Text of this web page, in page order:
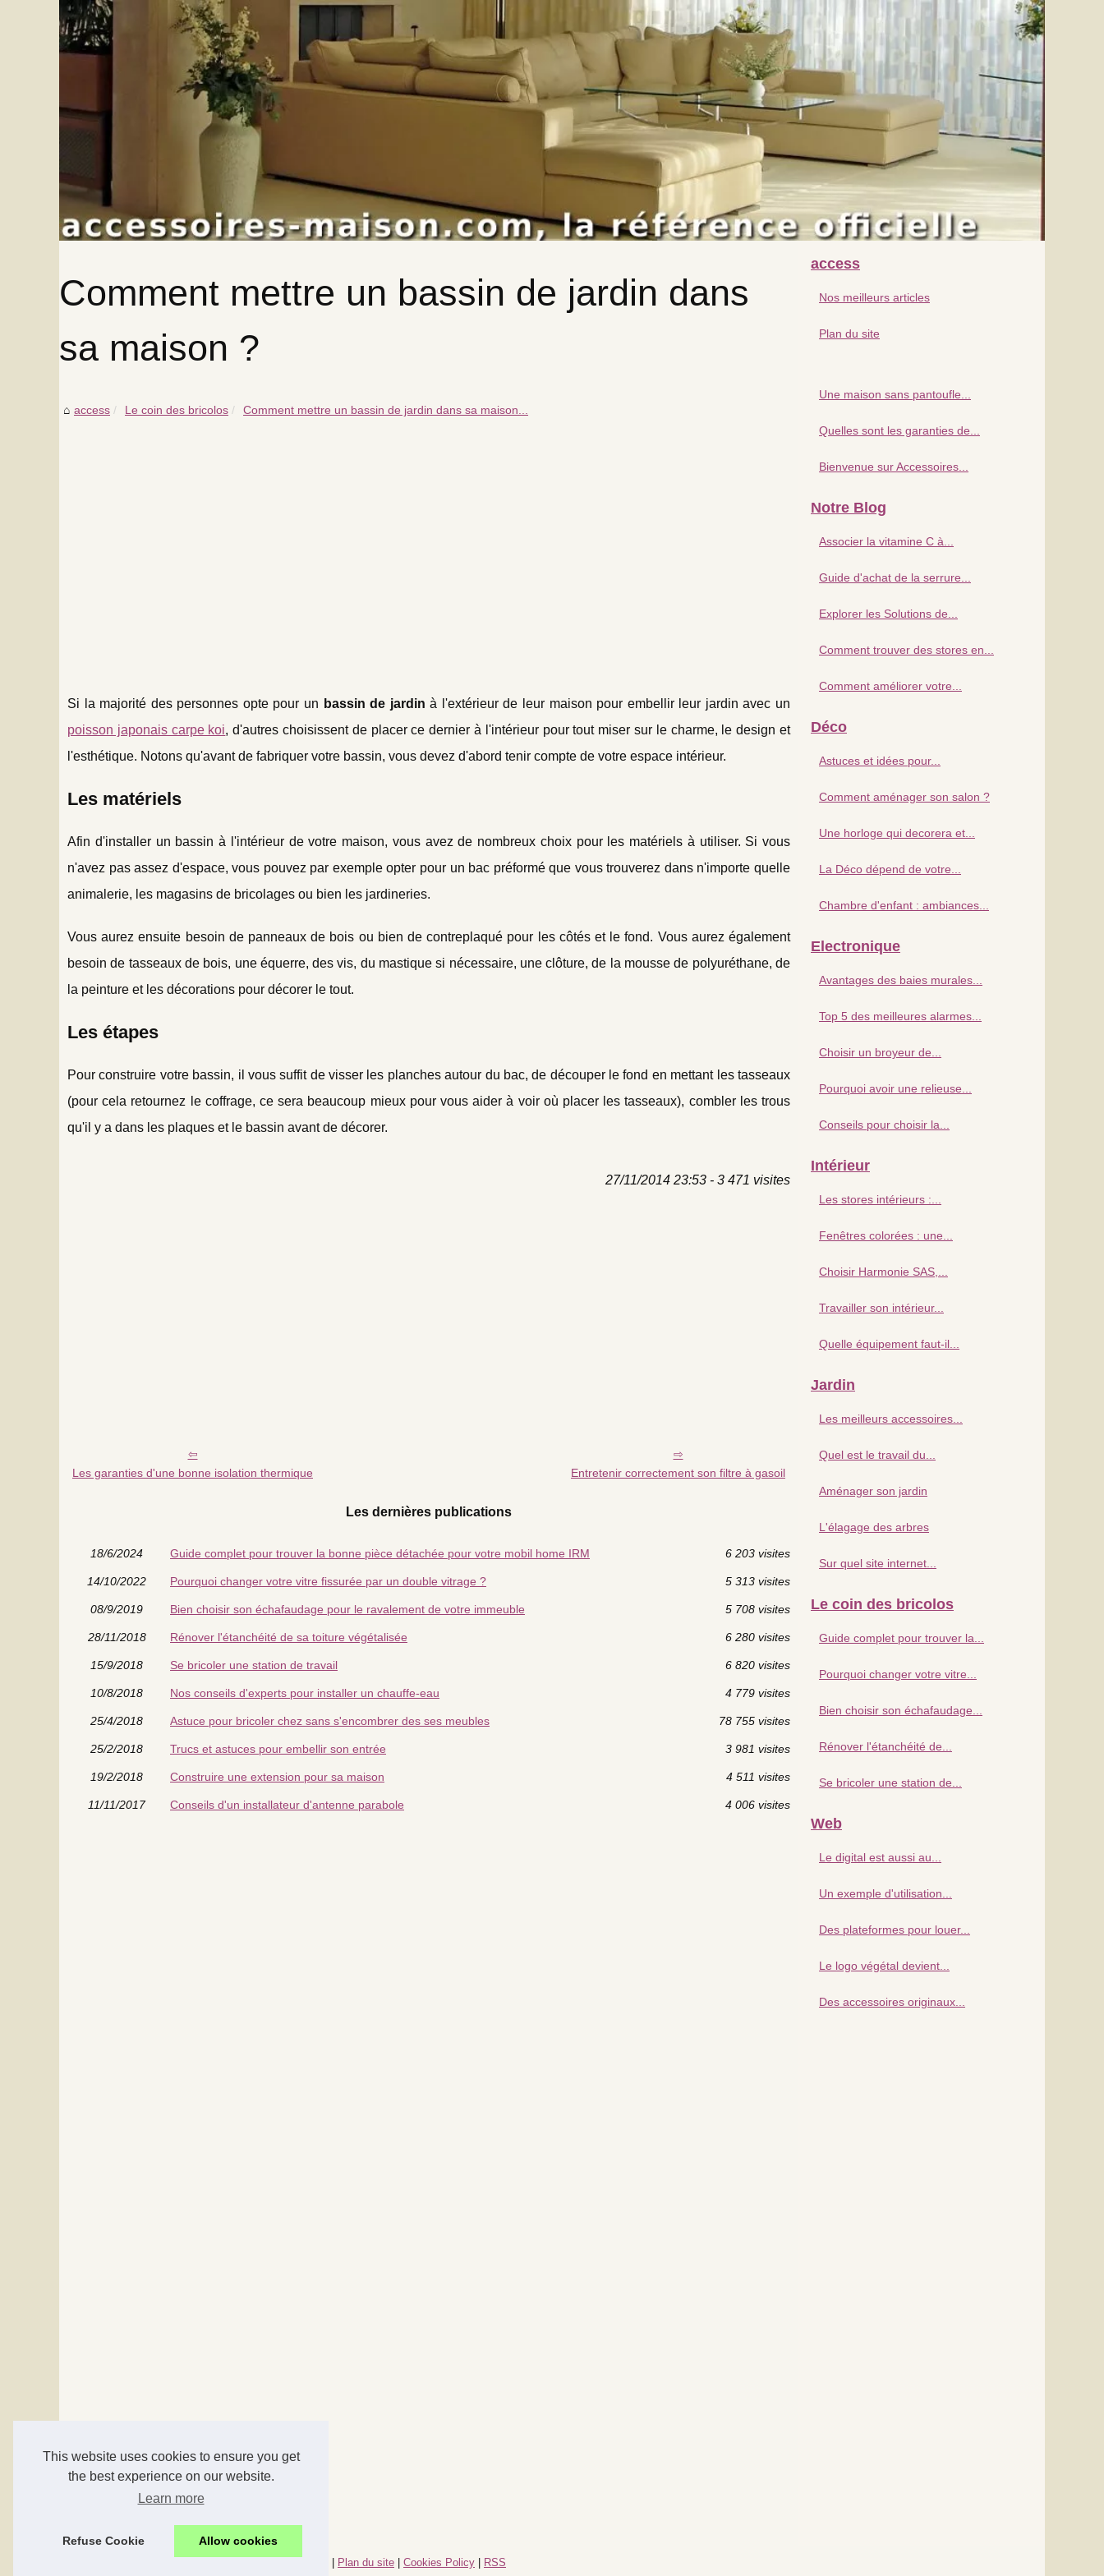
This website uses cookies to ensure you get
the best experience on our website.
Learn more
Refuse Cookie Allow cookies
Comment mettre un bassin de jardin dans
sa maison ?
access Le coin des bricolos Comment mettre un bassin de jardin dans sa maison...
Si la majorité des personnes opte pour un bassin de jardin à l'extérieur de leur maison pour embellir leur jardin avec un
poisson japonais carpe koi, d'autres choisissent de placer ce dernier à l'intérieur pour tout miser sur le charme, le design et
l'esthétique. Notons qu'avant de fabriquer votre bassin, vous devez d'abord tenir compte de votre espace intérieur.
Les matériels
Afin d'installer un bassin à l'intérieur de votre maison, vous avez de nombreux choix pour les matériels à utiliser. Si vous
n'avez pas assez d'espace, vous pouvez par exemple opter pour un bac préformé que vous trouverez dans n'importe quelle
animalerie, les magasins de bricolages ou bien les jardineries.
Vous aurez ensuite besoin de panneaux de bois ou bien de contreplaqué pour les côtés et le fond. Vous aurez également
besoin de tasseaux de bois, une équerre, des vis, du mastique si nécessaire, une clôture, de la mousse de polyuréthane, de
la peinture et les décorations pour décorer le tout.
Les étapes
Pour construire votre bassin, il vous suffit de visser les planches autour du bac, de découper le fond en mettant les tasseaux
(pour cela retournez le coffrage, ce sera beaucoup mieux pour vous aider à voir où placer les tasseaux), combler les trous
qu'il y a dans les plaques et le bassin avant de décorer.
27/11/2014 23:53 - 3 471 visites
Les garanties d'une bonne isolation thermique Entretenir correctement son filtre à gasoil
Les dernières publications
18/6/2024 Guide complet pour trouver la bonne pièce détachée pour votre mobil home IRM 6 203 visites
14/10/2022 Pourquoi changer votre vitre fissurée par un double vitrage ? 5 313 visites
08/9/2019 Bien choisir son échafaudage pour le ravalement de votre immeuble 5 708 visites
28/11/2018 Rénover l'étanchéité de sa toiture végétalisée 6 280 visites
15/9/2018 Se bricoler une station de travail 6 820 visites
10/8/2018 Nos conseils d'experts pour installer un chauffe-eau 4 779 visites
25/4/2018 Astuce pour bricoler chez sans s'encombrer des ses meubles 78 755 visites
25/2/2018 Trucs et astuces pour embellir son entrée 3 981 visites
19/2/2018 Construire une extension pour sa maison 4 511 visites
11/11/2017 Conseils d'un installateur d'antenne parabole 4 006 visites
access
Nos meilleurs articles
Plan du site
Une maison sans pantoufle...
Quelles sont les garanties de...
Bienvenue sur Accessoires...
Notre Blog
Associer la vitamine C à...
Guide d'achat de la serrure...
Explorer les Solutions de...
Comment trouver des stores en...
Comment améliorer votre...
Déco
Astuces et idées pour...
Comment aménager son salon ?
Une horloge qui decorera et...
La Déco dépend de votre...
Chambre d'enfant : ambiances...
Electronique
Avantages des baies murales...
Top 5 des meilleures alarmes...
Choisir un broyeur de...
Pourquoi avoir une relieuse...
Conseils pour choisir la...
Intérieur
Les stores intérieurs :...
Fenêtres colorées : une...
Choisir Harmonie SAS,...
Travailler son intérieur...
Quelle équipement faut-il...
Jardin
Les meilleurs accessoires...
Quel est le travail du...
Aménager son jardin
L'élagage des arbres
Sur quel site internet...
Le coin des bricolos
Guide complet pour trouver la...
Pourquoi changer votre vitre...
Bien choisir son échafaudage...
Rénover l'étanchéité de...
Se bricoler une station de...
Web
Le digital est aussi au...
Un exemple d'utilisation...
Des plateformes pour louer...
Le logo végétal devient...
Des accessoires originaux...
Plan du site Cookies Policy
RSS